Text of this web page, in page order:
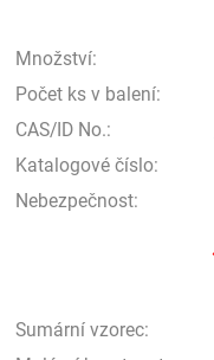
Množství:
Počet ks v balení:
CAS/ID No.:
Katalogové číslo:
Nebezpečnost:
Sumární vzorec: